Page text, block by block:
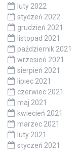
luty 2022
styczeń 2022
grudzień 2021
listopad 2021
październik 2021
wrzesień 2021
sierpień 2021
lipiec 2021
czerwiec 2021
maj 2021
kwiecień 2021
marzec 2021
luty 2021
styczeń 2021